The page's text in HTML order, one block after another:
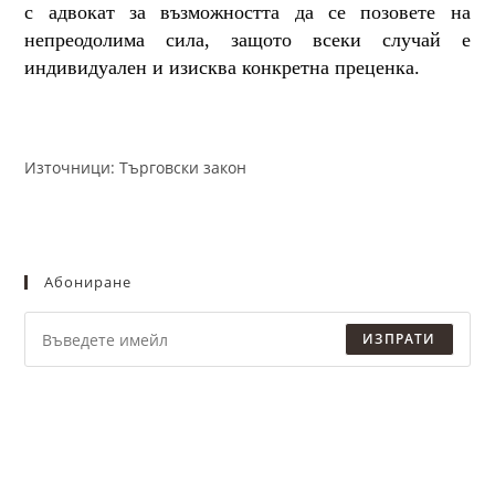
с адвокат за възможността да се позовете на
непреодолима сила, защото всеки случай е
индивидуален и изисква конкретна преценка.
Източници: Търговски закон
Абониране
ИЗПРАТИ